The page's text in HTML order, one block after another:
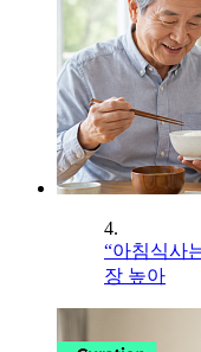
4.
“아침식사
장 높아